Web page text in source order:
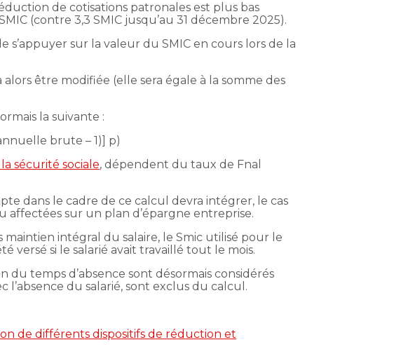
de cotisations patronales est plus bas
(contre 3,3 SMIC jusqu’au 31 décembre 2025).
s’appuyer sur la valeur du SMIC en cours lors de la
être modifiée (elle sera égale à la somme des
la suivante :
brute – 1)] p)
sécurité sociale, dépendent du taux de Fnal
dans le cadre de ce calcul devra intégrer, le cas
affectées sur un plan d’épargne entreprise.
maintien intégral du salaire, le Smic utilisé pour le
versé si le salarié avait travaillé tout le mois.
temps d’absence sont désormais considérés
l’absence du salarié, sont exclus du calcul.
de différents dispositifs de réduction et